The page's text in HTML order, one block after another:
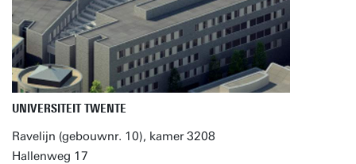
UNIVERSITEIT TWENTE
Ravelijn (gebouwnr. 10), kamer 3208
Hallenweg 17